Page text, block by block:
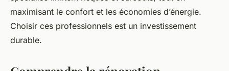
maximisant le confort et les économies d’énergie.
Choisir ces professionnels est un investissement
durable.